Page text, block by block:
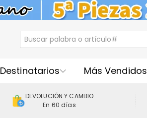
Destinatarios Más Vendidos
DEVOLUCIÓN Y CAMBIO
En 60 días